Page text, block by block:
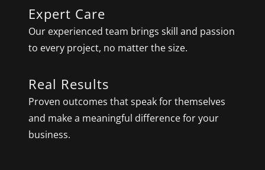
Expert Care
Our experienced team brings skill and passion
to every project, no matter the size.
Real Results
Proven outcomes that speak for themselves
and make a meaningful difference for your
business.